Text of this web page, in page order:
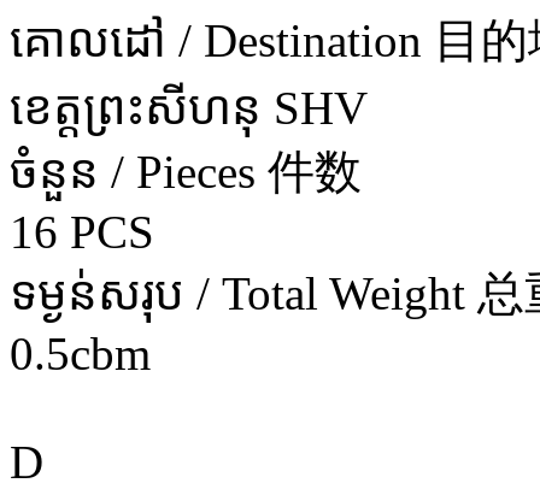
គោលដៅ / Destination 目的
ខេត្តព្រះសីហនុ SHV
ចំនួន / Pieces 件数
16 PCS
ទម្ងន់សរុប / Total Weight 总
0.5cbm
D